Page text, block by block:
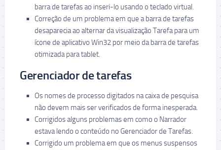
barra de tarefas ao inseri-lo usando o teclado virtual.
Correção de um problema em que a barra de tarefas
desaparecia ao alternar da visualização Tarefa para um
ícone de aplicativo Win32 por meio da barra de tarefas
otimizada para tablet.
Gerenciador de tarefas
Os nomes de processo digitados na caixa de pesquisa
não devem mais ser verificados de forma inesperada.
Corrigidos alguns problemas em como o Narrador
estava lendo o conteúdo no Gerenciador de Tarefas.
Corrigido um problema em que os menus suspensos